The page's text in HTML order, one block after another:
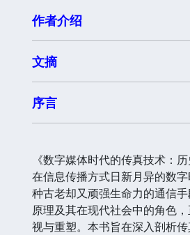
作者介绍
文摘
序言
《数字媒体时代的传真技术：
在信息传播方式日新月异的数
种古老却又顽强生命力的通信
原理及其在现代社会中的角色
视与重塑。本书旨在深入剖析